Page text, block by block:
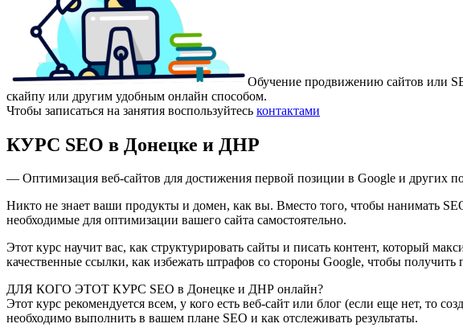
Обучение продвижению сайтов или
скайпу или другим удобным онлайн способом.
Чтобы записаться на занятия воспользуйтесь контактами
КУРС SEO в Донецке и ДНР
— Оптимизация веб-сайтов для достижения первой позиции в Google и других
Никто не знает ваши продукты и домен, как вы. Вместо того, чтобы нанимать
необходимые для оптимизации вашего сайта самостоятельно.
Этот курс научит вас, как структурировать сайты и писать контент, который
качественные ссылки, как избежать штрафов со стороны Google, чтобы
ДЛЯ КОГО ЭТОТ КУРС SEO в Донецке и ДНР онлайн?
Этот курс рекомендуется всем, у кого есть веб-сайт или блог (если еще нет, то
необходимо выполнить в вашем плане SEO и как отслеживать результаты.